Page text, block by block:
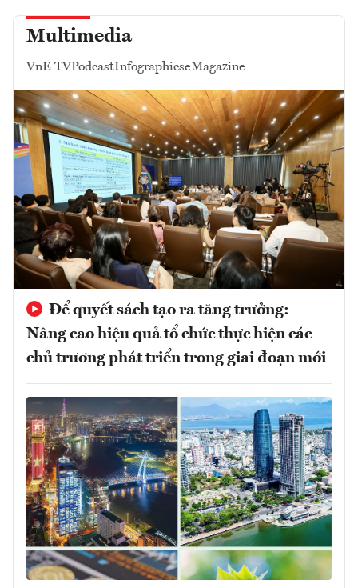
Multimedia
VnE TVPodcastInfographicseMagazine
Để quyết sách tạo ra tăng trưởng:
Nâng cao hiệu quả tổ chức thực hiện các
chủ trương phát triển trong giai đoạn mới